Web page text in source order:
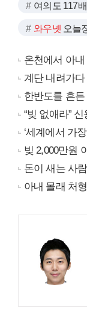
여의도 117배
와우넷 오늘
온천에서 아
계단 내려가
한반도를 흔
“빚 없애라”
‘세계에서 가
빚 2,000만원
돈이 새는 사
아내 몰래 처